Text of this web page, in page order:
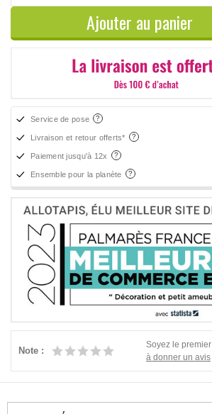
Ajouter au panier
Service de pose
Livraison et retour offerts*
Paiement jusqu'à 12x
Ensemble pour la planète
Note :
Soyez le premier
à donner un avis